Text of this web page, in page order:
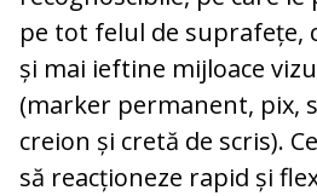
pe tot felul de suprafețe,
și mai ieftine mijloace
(marker permanent, pix,
creion și cretă de scris).
să reacționeze rapid și